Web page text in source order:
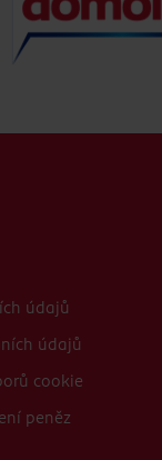
údajů
údajů
cookie
peněz